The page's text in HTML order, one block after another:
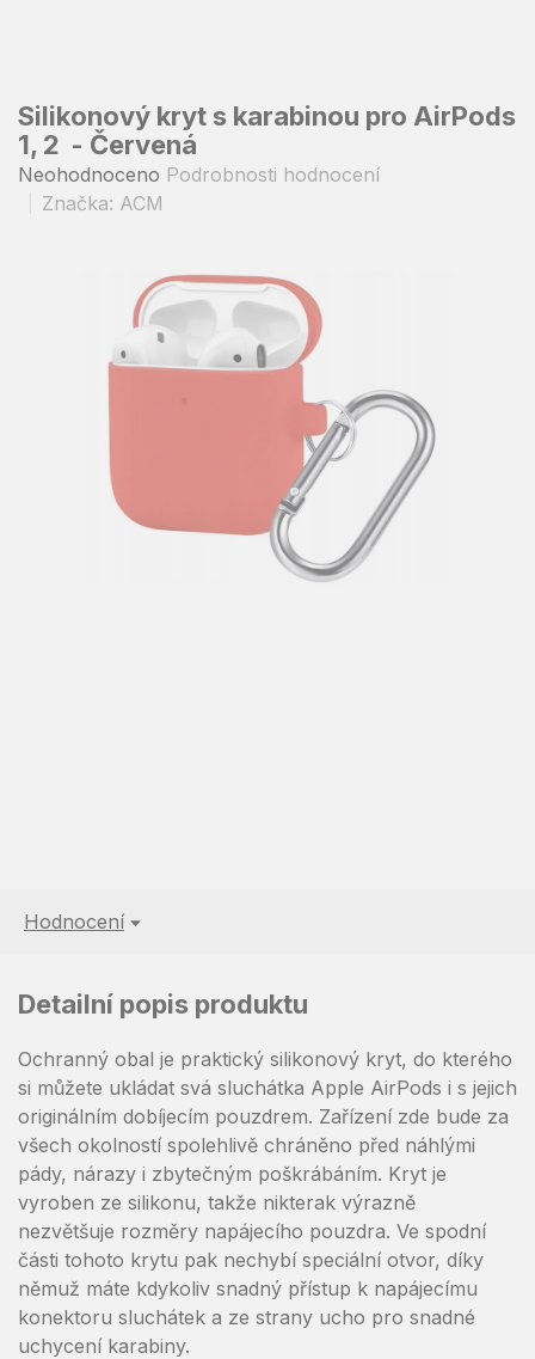
Silikonový kryt s karabinou pro AirPods
1, 2 - Červená
Průměrné
hodnocení
Neohodnoceno Podrobnosti hodnocení
Značka: ACM
Hodnocení
Detailní popis produktu
Ochranný obal je praktický silikonový kryt, do kterého
si můžete ukládat svá sluchátka Apple AirPods i s jejich
originálním dobíjecím pouzdrem. Zařízení zde bude za
všech okolností spolehlivě chráněno před náhlými
pády, nárazy i zbytečným poškrábáním. Kryt je
vyroben ze silikonu, takže nikterak výrazně
nezvětšuje rozměry napájecího pouzdra. Ve spodní
části tohoto krytu pak nechybí speciální otvor, díky
němuž máte kdykoliv snadný přístup k napájecímu
konektoru sluchátek a ze strany ucho pro snadné
uchycení karabiny.